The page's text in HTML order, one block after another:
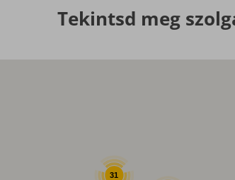
Tekintsd meg
31